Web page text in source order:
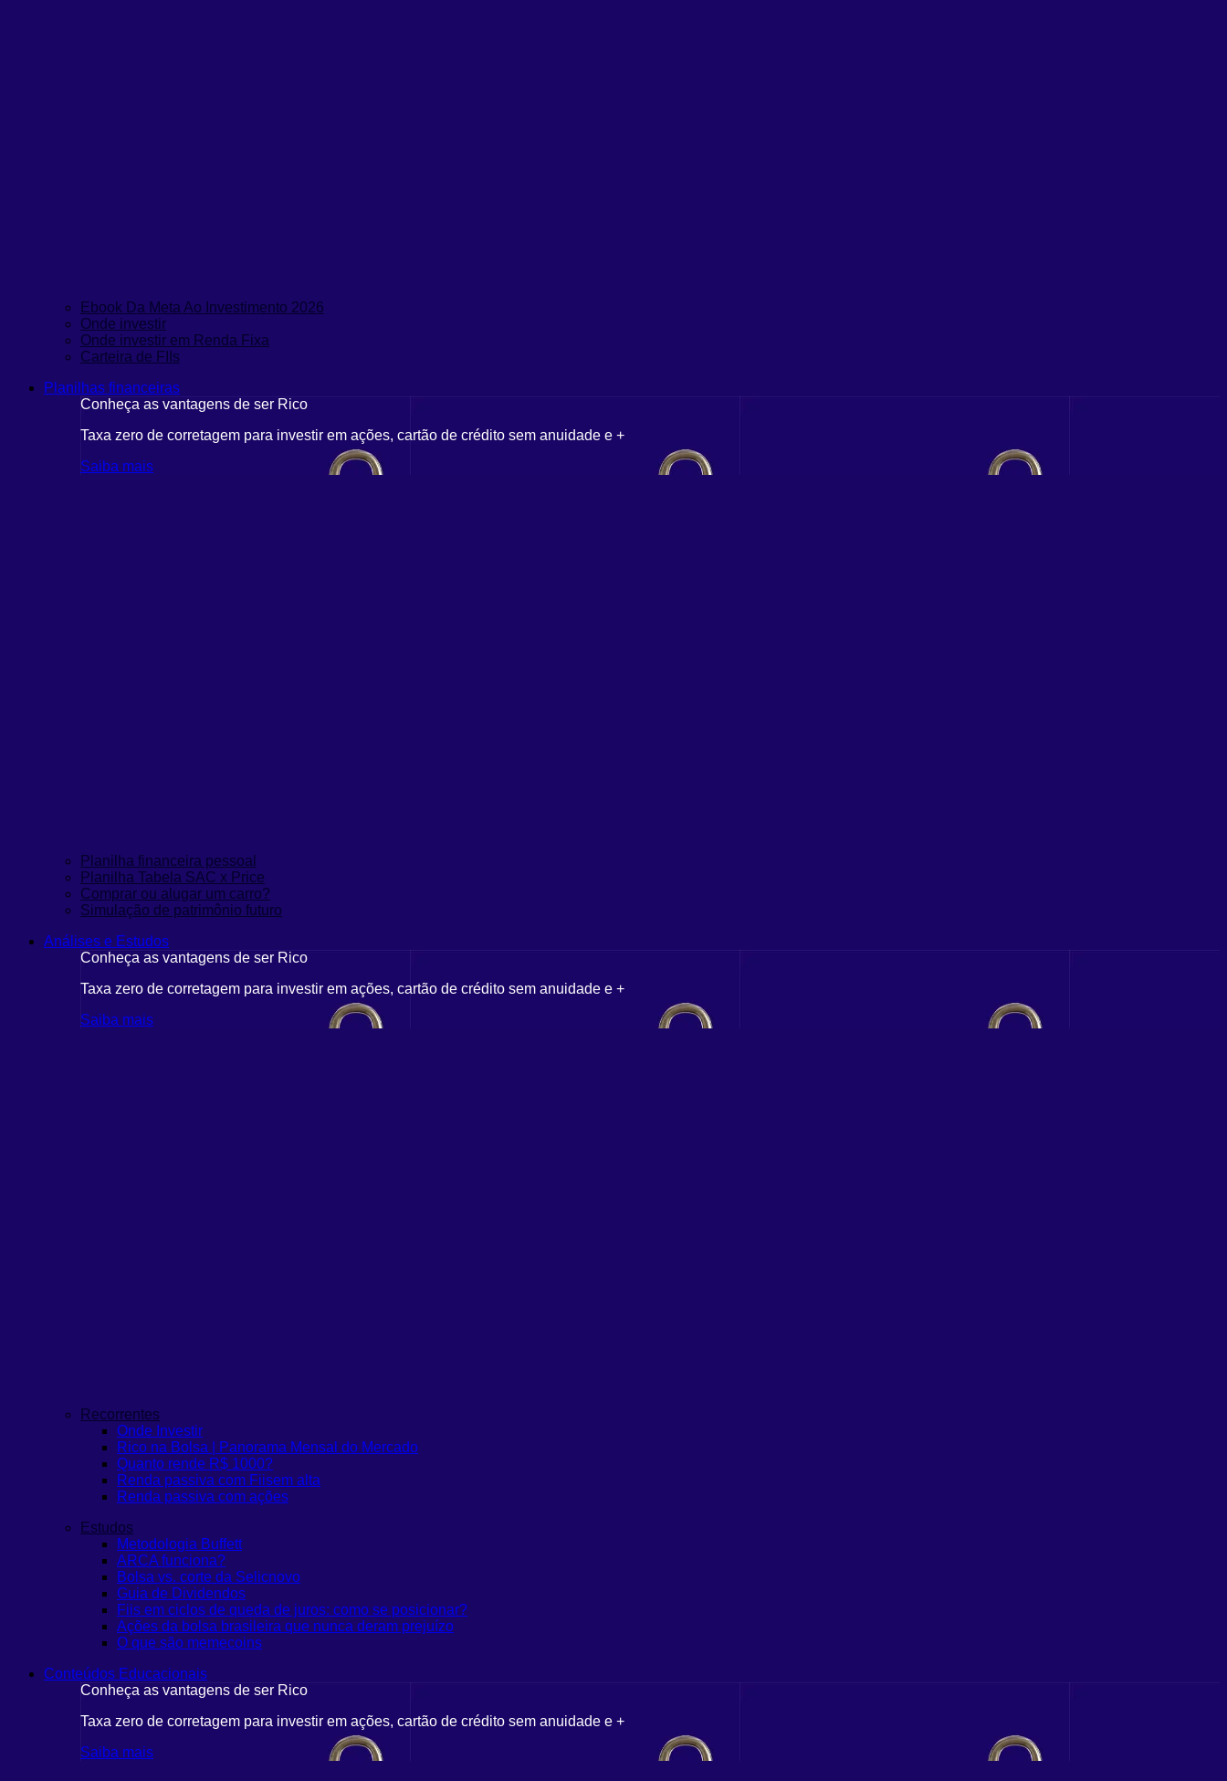
Ebook Da Meta Ao Investimento 2026
Onde investir
Onde investir em Renda Fixa
Carteira de FIIs
Planilhas financeiras
Conheça as vantagens de ser Rico
Taxa zero de corretagem para investir em ações, cartão de crédito sem anuidade e +
Saiba mais
Planilha financeira pessoal
Planilha Tabela SAC x Price
Comprar ou alugar um carro?
Simulação de patrimônio futuro
Análises e Estudos
Conheça as vantagens de ser Rico
Taxa zero de corretagem para investir em ações, cartão de crédito sem anuidade e +
Saiba mais
Recorrentes
Onde Investir
Rico na Bolsa | Panorama Mensal do Mercado
Quanto rende R$ 1000?
Renda passiva com Fiisem alta
Renda passiva com ações
Estudos
Metodologia Buffett
ARCA funciona?
Bolsa vs. corte da Selicnovo
Guia de Dividendos
Fiis em ciclos de queda de juros: como se posicionar?
Ações da bolsa brasileira que nunca deram prejuízo
O que são memecoins
Conteúdos Educacionais
Conheça as vantagens de ser Rico
Taxa zero de corretagem para investir em ações, cartão de crédito sem anuidade e +
Saiba mais